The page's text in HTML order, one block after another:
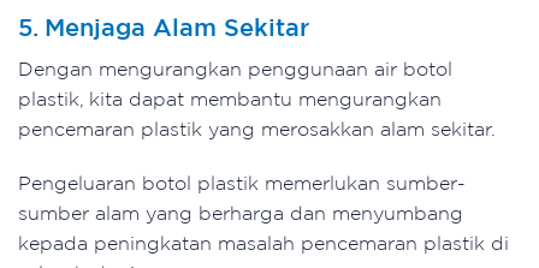
5. Menjaga Alam Sekitar
Dengan mengurangkan penggunaan air botol
plastik, kita dapat membantu mengurangkan
pencemaran plastik yang merosakkan alam sekitar.
Pengeluaran botol plastik memerlukan sumber-
sumber alam yang berharga dan menyumbang
kepada peningkatan masalah pencemaran plastik di